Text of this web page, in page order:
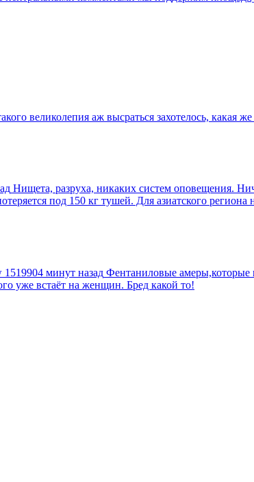
великолепия аж высраться захотелось, какая же
Нищета, разруха, никаких систем оповещения.
под 150 кг тушей. Для азиатского региона
1519904 минут назад Фентаниловые амеры,которые
уже встаёт на женщин. Бред какой то!